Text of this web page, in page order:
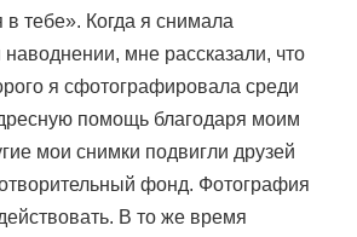
тебе». Когда я снимала
мне рассказали, что
я сфотографировала среди
помощь благодаря моим
мои снимки подвигли друзей
фонд. Фотография
В то же время